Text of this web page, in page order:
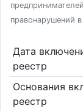
правонарушений
Дата
реестр
Основания
реестр